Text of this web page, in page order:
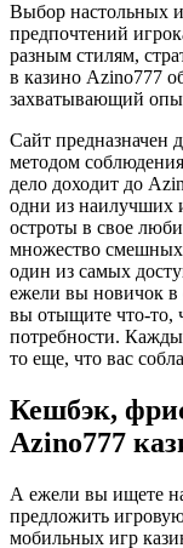
Выбор настольных
предпочтений
разным стилям,
в казино Azino777
захватывающий
Сайт предназначен
методом
дело доходит до
одни из наилучших
остроты в свое
множество
один из самых
ежели вы новичок в
вы отыщите что-то,
потребности.
то еще, что вас
Кешбэк,
Azino777
А ежели вы ищете
предложить
мобильных игр